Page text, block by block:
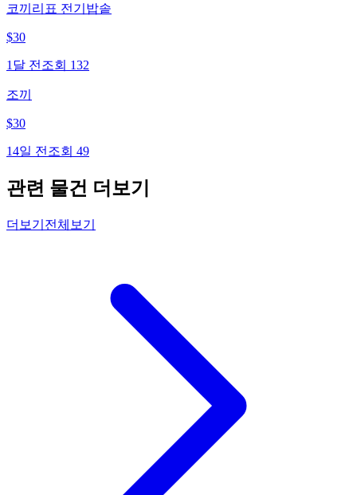
코끼리표 전기밥솥
$30
1달 전 조회 132
조끼
$30
14일 전 조회 49
관련 물건 더보기
더보기 전체보기